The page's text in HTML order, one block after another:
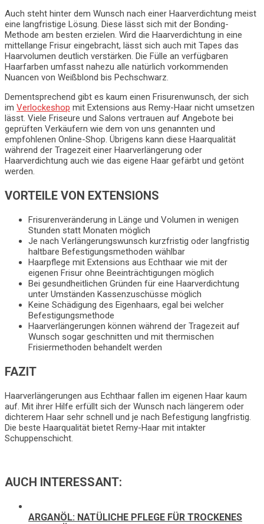
Auch steht hinter dem Wunsch nach einer Haarverdichtung meist
eine langfristige Lösung. Diese lässt sich mit der Bonding-
Methode am besten erzielen. Wird die Haarverdichtung in eine
mittellange Frisur eingebracht, lässt sich auch mit Tapes das
Haarvolumen deutlich verstärken. Die Fülle an verfügbaren
Haarfarben umfasst nahezu alle natürlich vorkommenden
Nuancen von Weißblond bis Pechschwarz.
Dementsprechend gibt es kaum einen Frisurenwunsch, der sich
im Verlockeshop mit Extensions aus Remy-Haar nicht umsetzen
lässt. Viele Friseure und Salons vertrauen auf Angebote bei
geprüften Verkäufern wie dem von uns genannten und
empfohlenen Online-Shop. Übrigens kann diese Haarqualität
während der Tragezeit einer Haarverlängerung oder
Haarverdichtung auch wie das eigene Haar gefärbt und getönt
werden.
VORTEILE VON EXTENSIONS
Frisurenveränderung in Länge und Volumen in wenigen
Stunden statt Monaten möglich
Je nach Verlängerungswunsch kurzfristig oder langfristig
haltbare Befestigungsmethoden wählbar
Haarpflege mit Extensions aus Echthaar wie mit der
eigenen Frisur ohne Beeinträchtigungen möglich
Bei gesundheitlichen Gründen für eine Haarverdichtung
unter Umständen Kassenzuschüsse möglich
Keine Schädigung des Eigenhaars, egal bei welcher
Befestigungsmethode
Haarverlängerungen können während der Tragezeit auf
Wunsch sogar geschnitten und mit thermischen
Frisiermethoden behandelt werden
FAZIT
Haarverlängerungen aus Echthaar fallen im eigenen Haar kaum
auf. Mit ihrer Hilfe erfüllt sich der Wunsch nach längerem oder
dichterem Haar sehr schnell und je nach Befestigung langfristig.
Die beste Haarqualität bietet Remy-Haar mit intakter
Schuppenschicht.
AUCH INTERESSANT:
ARGANÖL: NATÜLICHE PFLEGE FÜR TROCKENES